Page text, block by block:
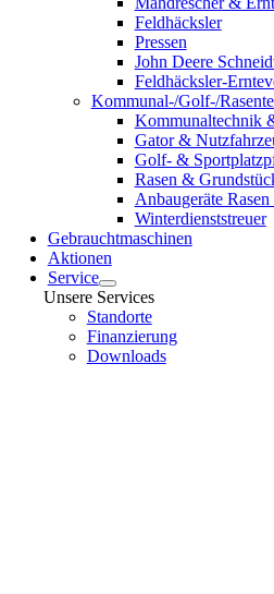
Feldhäcksler
Pressen
John Deere
Feldhäcksler-
Kommunal-/Golf-/
Kommunaltechnik
Gator &
Golf- &
Rasen &
Anbaugeräte
Winterdienststreuer
Gebrauchtmaschinen
Aktionen
Service
Unsere Services
Standorte
Finanzierung
Downloads